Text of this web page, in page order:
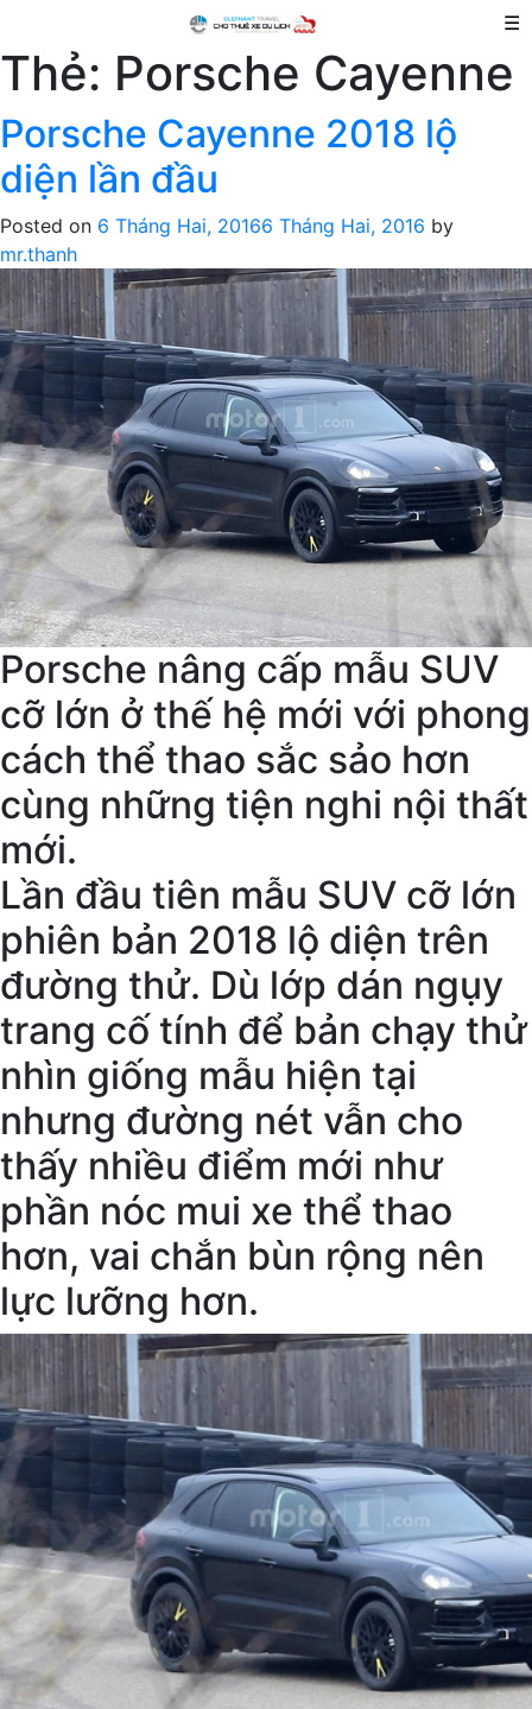
☰
Thẻ: Porsche Cayenne
Porsche Cayenne 2018 lộ
diện lần đầu
Posted on 6 Tháng Hai, 20166 Tháng Hai, 2016 by
mr.thanh
Porsche nâng cấp mẫu SUV
cỡ lớn ở thế hệ mới với phong
cách thể thao sắc sảo hơn
cùng những tiện nghi nội thất
mới.
Lần đầu tiên mẫu SUV cỡ lớn
phiên bản 2018 lộ diện trên
đường thử. Dù lớp dán ngụy
trang cố tính để bản chạy thử
nhìn giống mẫu hiện tại
nhưng đường nét vẫn cho
thấy nhiều điểm mới như
phần nóc mui xe thể thao
hơn, vai chắn bùn rộng nên
lực lưỡng hơn.